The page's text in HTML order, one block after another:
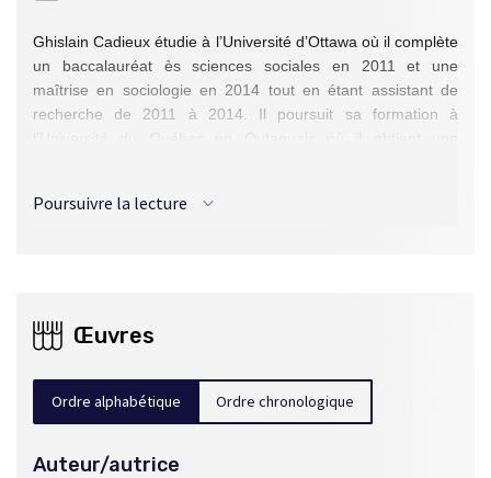
Ghislain Cadieux étudie à l’Université d’Ottawa où il complète
un baccalauréat ès sciences sociales en 2011 et une
maîtrise en sociologie en 2014 tout en étant assistant de
recherche de 2011 à 2014. Il poursuit sa formation à
avoir occupé un poste d’agent de projet, il est conseiller en
Poursuivre la lecture
Œuvres
Ordre alphabétique Ordre chronologique
Auteur/autrice